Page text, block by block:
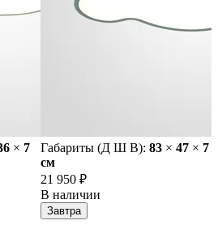
× 7
Габариты (Д Ш В): 83 × 47 × 7
cм
21 950 ₽
В наличии
Завтра